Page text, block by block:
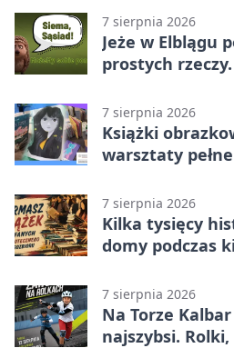
7 sierpnia 2026
Jeże w Elblągu
prostych
7 sierpnia 2026
Książki
warsztaty
7 sierpnia 2026
Kilka tysięcy
domy podczas
7 sierpnia 2026
Na Torze
najszybsi.